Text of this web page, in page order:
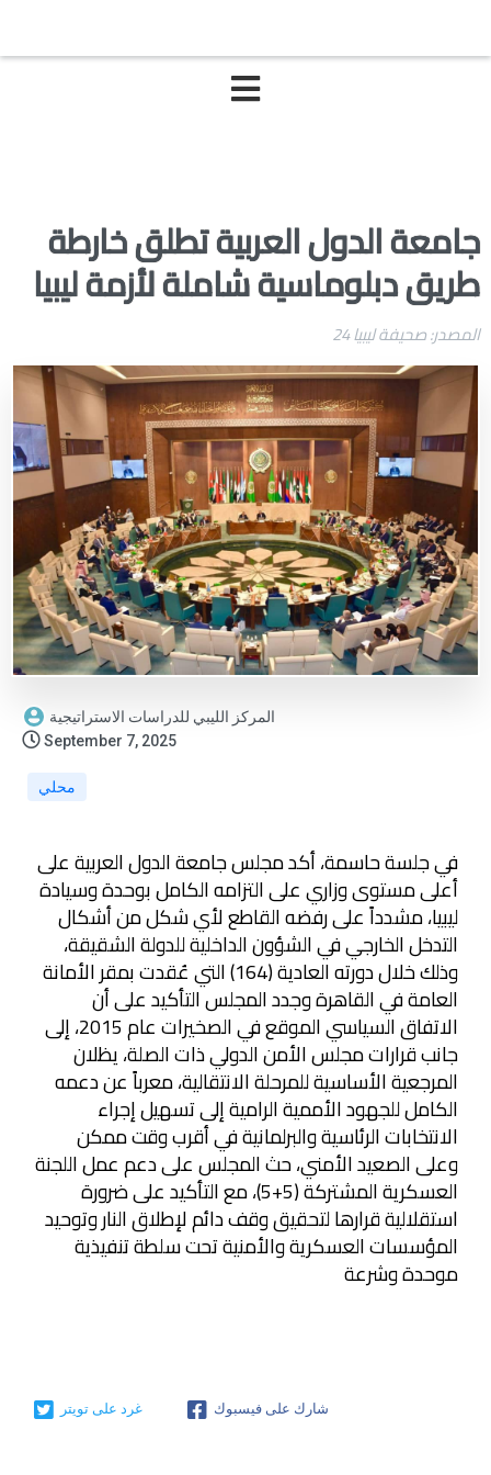
جامعة الدول العربية تطلق خارطة
طريق دبلوماسية شاملة لأزمة ليبيا
المصدر: صحيفة ليبيا 24
المركز الليبي للدراسات الاستراتيجية
September 7, 2025
محلي
في جلسة حاسمة، أكد مجلس جامعة الدول العربية على
أعلى مستوى وزاري على التزامه الكامل بوحدة وسيادة
ليبيا، مشدداً على رفضه القاطع لأي شكل من أشكال
التدخل الخارجي في الشؤون الداخلية للدولة الشقيقة،
وذلك خلال دورته العادية (164) التي عُقدت بمقر الأمانة
العامة في القاهرة وجدد المجلس التأكيد على أن
الاتفاق السياسي الموقع في الصخيرات عام 2015، إلى
جانب قرارات مجلس الأمن الدولي ذات الصلة، يظلان
المرجعية الأساسية للمرحلة الانتقالية، معرباً عن دعمه
الكامل للجهود الأممية الرامية إلى تسهيل إجراء
الانتخابات الرئاسية والبرلمانية في أقرب وقت ممكن
وعلى الصعيد الأمني، حث المجلس على دعم عمل اللجنة
العسكرية المشتركة (5+5)، مع التأكيد على ضرورة
استقلالية قرارها لتحقيق وقف دائم لإطلاق النار وتوحيد
المؤسسات العسكرية والأمنية تحت سلطة تنفيذية
موحدة وشرعة
غرد على تويتر شارك على فيسبوك